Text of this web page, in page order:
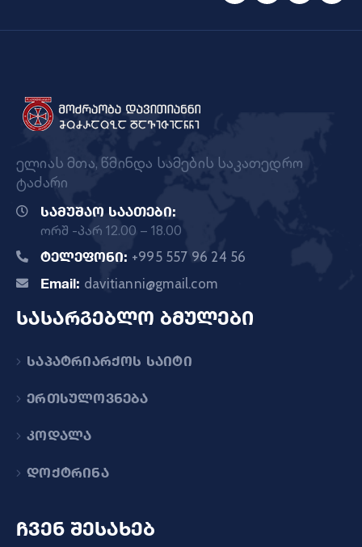
ელიას მთა, წმინდა სამების საკათედრო
ტაძარი
სამუშაო საათები:
ორშ -პარ 12.00 – 18.00
ტელეფონი: +995 557 96 24 56
Email: davitianni@gmail.com
სასარგებლო ბმულები
საპატრიარქოს საიტი
ერთსულოვნება
კოდალა
დოქტრინა
ჩვენ შესახებ